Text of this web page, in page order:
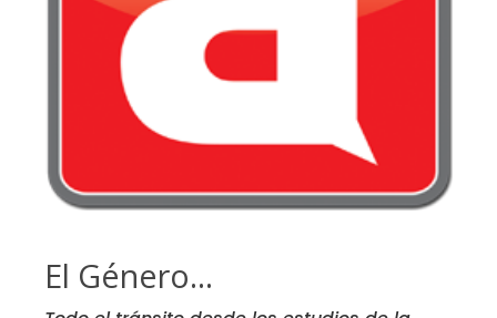
El Género...